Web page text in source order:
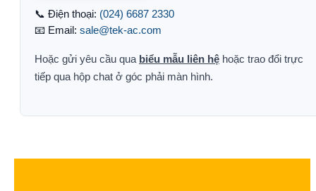
📞 Điện thoại: (024) 6687 2330
📧 Email: sale@tek-ac.com
Hoặc gửi yêu cầu qua biểu mẫu liên hệ hoặc trao đổi trực
tiếp qua hộp chat ở góc phải màn hình.